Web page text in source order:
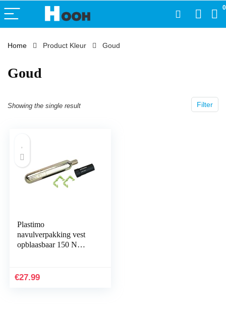
0
Home Product Kleur ‎Goud
‎Goud
Filter
Showing the single result
Plastimo
navulverpakking vest
opblaasbaar 150 N
€27.99